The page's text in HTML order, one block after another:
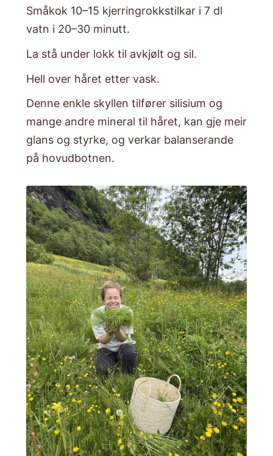
Småkok 10–15 kjerringrokkstilkar i 7 dl
vatn i 20–30 minutt.
​La stå under lokk til avkjølt og sil.
​Hell over håret etter vask.
​Denne enkle skyllen tilfører silisium og
mange andre mineral til håret, kan gje meir
glans og styrke, og verkar balanserande
på hovudbotnen.